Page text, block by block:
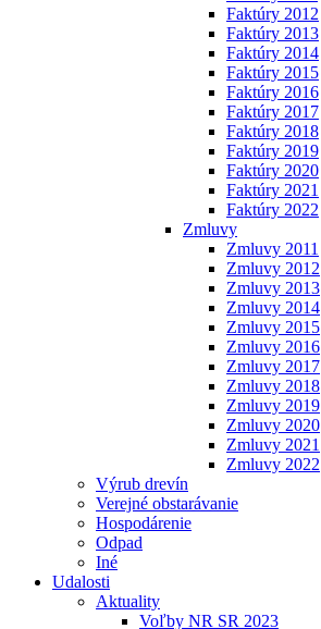
Faktúry 2012
Faktúry 2013
Faktúry 2014
Faktúry 2015
Faktúry 2016
Faktúry 2017
Faktúry 2018
Faktúry 2019
Faktúry 2020
Faktúry 2021
Faktúry 2022
Zmluvy
Zmluvy 2011
Zmluvy 2012
Zmluvy 2013
Zmluvy 2014
Zmluvy 2015
Zmluvy 2016
Zmluvy 2017
Zmluvy 2018
Zmluvy 2019
Zmluvy 2020
Zmluvy 2021
Zmluvy 2022
Výrub drevín
Verejné obstarávanie
Hospodárenie
Odpad
Iné
Udalosti
Aktuality
Voľby NR SR 2023